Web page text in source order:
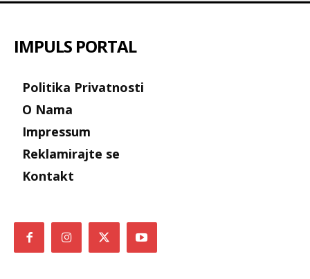
IMPULS PORTAL
Politika Privatnosti
O Nama
Impressum
Reklamirajte se
Kontakt